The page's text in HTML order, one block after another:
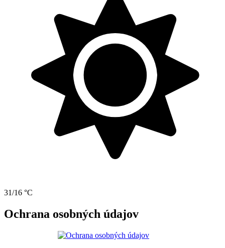
31/16 °C
Ochrana osobných údajov